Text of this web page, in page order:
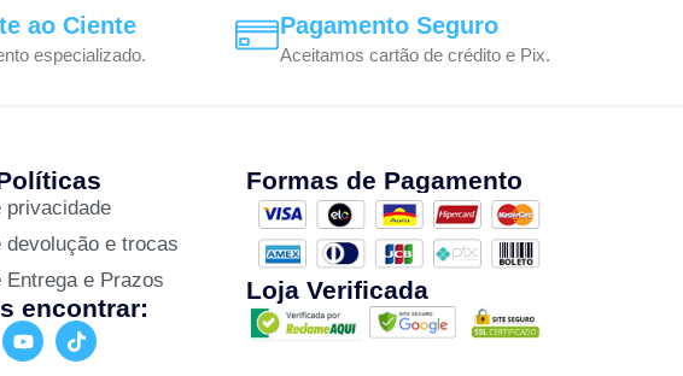
ao Ciente
especializado.
Pagamento Seguro
Aceitamos cartão de crédito e Pix.
privacidade
devolução e trocas
Entrega e Prazos
encontrar:
Formas de Pagamento
Loja Verificada